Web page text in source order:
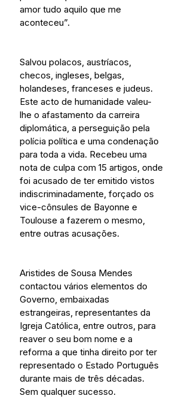
amor tudo aquilo que me
aconteceu”.
Salvou polacos, austríacos,
checos, ingleses, belgas,
holandeses, franceses e judeus.
Este acto de humanidade valeu-
lhe o afastamento da carreira
diplomática, a perseguição pela
polícia política e uma condenação
para toda a vida. Recebeu uma
nota de culpa com 15 artigos, onde
foi acusado de ter emitido vistos
indiscriminadamente, forçado os
vice-cônsules de Bayonne e
Toulouse a fazerem o mesmo,
entre outras acusações.
Aristides de Sousa Mendes
contactou vários elementos do
Governo, embaixadas
estrangeiras, representantes da
Igreja Católica, entre outros, para
reaver o seu bom nome e a
reforma a que tinha direito por ter
representado o Estado Português
durante mais de três décadas.
Sem qualquer sucesso.